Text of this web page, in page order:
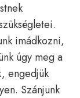
imádkozni,
úgy meg a
engedjük
Szánjunk